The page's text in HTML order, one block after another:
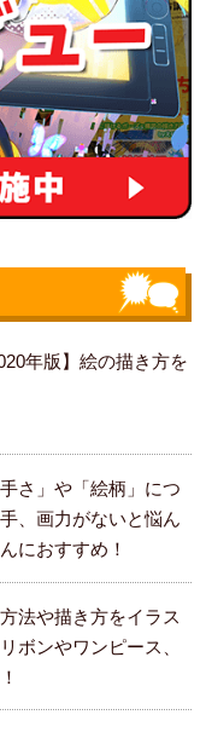
年版】絵の描き方を
さ」や「絵柄」につ
、画力がないと悩ん
におすすめ！
法や描き方をイラス
ボンやワンピース、